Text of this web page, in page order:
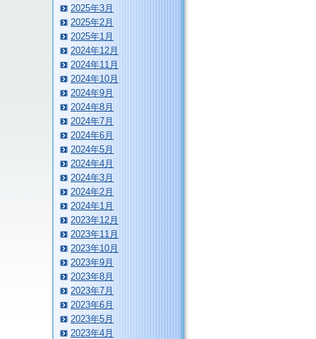
2025年3月
2025年2月
2025年1月
2024年12月
2024年11月
2024年10月
2024年9月
2024年8月
2024年7月
2024年6月
2024年5月
2024年4月
2024年3月
2024年2月
2024年1月
2023年12月
2023年11月
2023年10月
2023年9月
2023年8月
2023年7月
2023年6月
2023年5月
2023年4月